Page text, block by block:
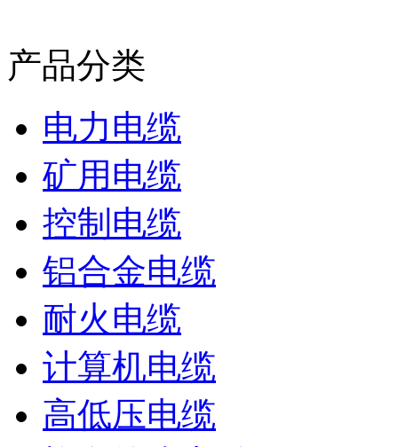
产品分类
电力电缆
矿用电缆
控制电缆
铝合金电缆
耐火电缆
计算机电缆
高低压电缆